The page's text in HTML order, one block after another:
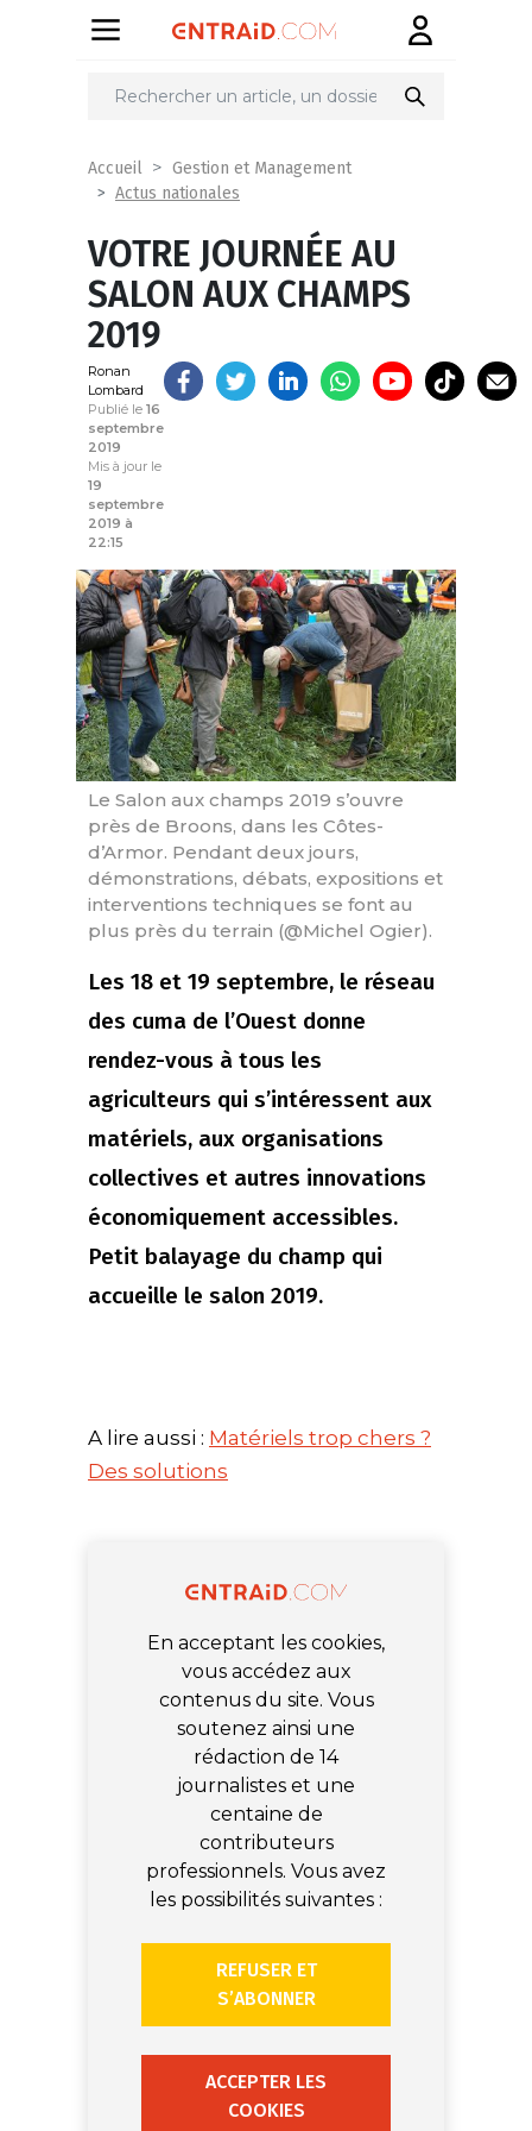
Partager
Accueil
Gestion et Management
Actus nationales
VOTRE JOURNÉE AU
SALON AUX CHAMPS
2019
Ronan
Lombard
Publié le 16
septembre
2019
Mis à jour le
19
septembre
2019 à
22:15
Le Salon aux champs 2019 s’ouvre
près de Broons, dans les Côtes-
d’Armor. Pendant deux jours,
démonstrations, débats, expositions et
interventions techniques se font au
plus près du terrain (@Michel Ogier).
Les 18 et 19 septembre, le réseau
des cuma de l’Ouest donne
rendez-vous à tous les
agriculteurs qui s’intéressent aux
matériels, aux organisations
collectives et autres innovations
économiquement accessibles.
Petit balayage du champ qui
accueille le salon 2019.
A lire aussi : Matériels trop chers ?
Des solutions
En acceptant les cookies,
vous accédez aux
contenus du site. Vous
soutenez ainsi une
rédaction de 14
journalistes et une
centaine de
contributeurs
professionnels. Vous avez
les possibilités suivantes :
REFUSER ET
S’ABONNER
ACCEPTER LES
COOKIES